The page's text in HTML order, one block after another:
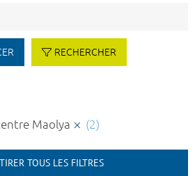
RECHERCHER
Maolya (2)
TOUS LES FILTRES